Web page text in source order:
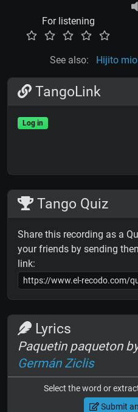
For listening
See also: Hijito mio
TangoLink
Log in
Tango Quiz
Share this recording as a
your friends by sending
link:
Lyrics
Paquetin paqueton
Germán Ziclis
Select the word or
Submit